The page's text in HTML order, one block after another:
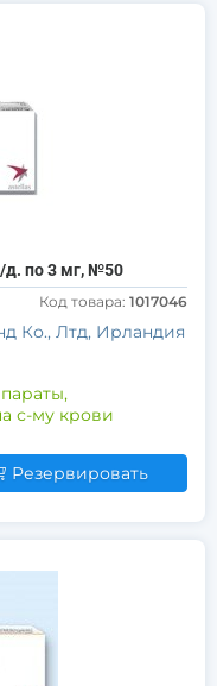
д. по 3 мг, №50
Код товара: 1017046
Ко., Лтд, Ирландия
с-му крови
Резервировать